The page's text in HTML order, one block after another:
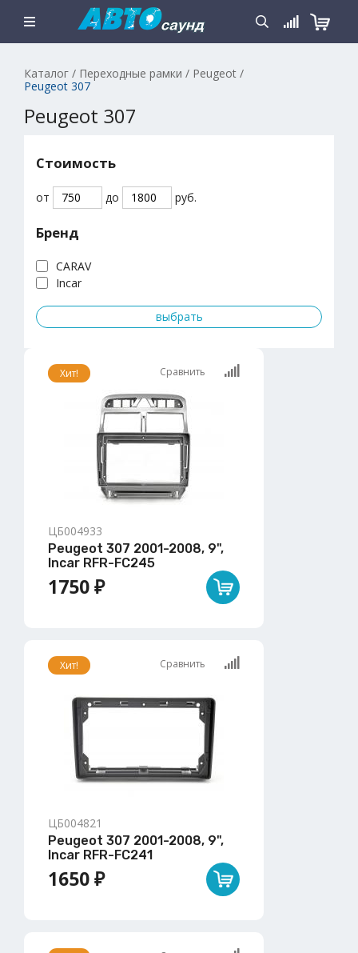
Каталог / Переходные рамки / Peugeot /
Peugeot 307
Peugeot 307
Стоимость
от до руб.
Бренд
CARAV
Incar
Хит! Сравнить
ЦБ004933
Peugeot 307 2001-2008, 9",
Incar RFR-FC245
1750 ₽
Хит! Сравнить
ЦБ004821
Peugeot 307 2001-2008, 9",
Incar RFR-FC241
1650 ₽